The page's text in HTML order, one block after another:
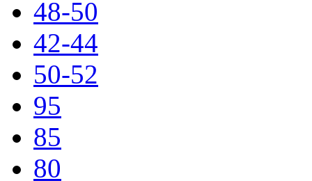
48-50
42-44
50-52
95
85
80